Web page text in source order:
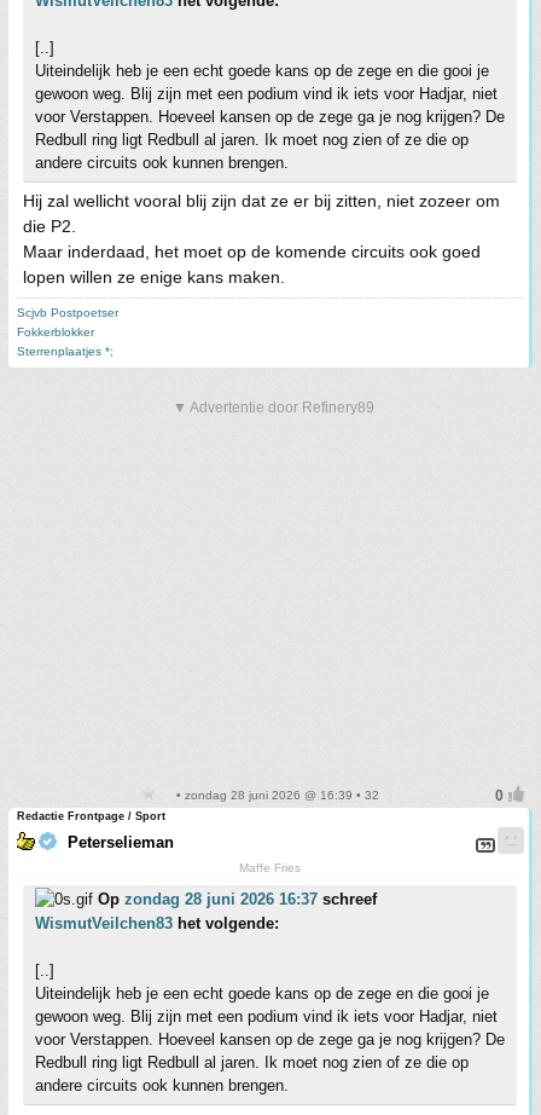
[..]
Uiteindelijk heb je een echt goede kans op de zege en die gooi je
gewoon weg. Blij zijn met een podium vind ik iets voor Hadjar, niet
voor Verstappen. Hoeveel kansen op de zege ga je nog krijgen? De
Redbull ring ligt Redbull al jaren. Ik moet nog zien of ze die op
andere circuits ook kunnen brengen.
Hij zal wellicht vooral blij zijn dat ze er bij zitten, niet zozeer om
die P2.
Maar inderdaad, het moet op de komende circuits ook goed
lopen willen ze enige kans maken.
Scjvb Postpoetser
Fokkerblokker
Sterrenplaatjes *;
▼ Advertentie door Refinery89
• zondag 28 juni 2026 @ 16:39 • 32
Redactie Frontpage / Sport
Peterselieman
Maffe Fries
Op zondag 28 juni 2026 16:37 schreef
WismutVeilchen83 het volgende:
[..]
Uiteindelijk heb je een echt goede kans op de zege en die gooi je
gewoon weg. Blij zijn met een podium vind ik iets voor Hadjar, niet
voor Verstappen. Hoeveel kansen op de zege ga je nog krijgen? De
Redbull ring ligt Redbull al jaren. Ik moet nog zien of ze die op
andere circuits ook kunnen brengen.